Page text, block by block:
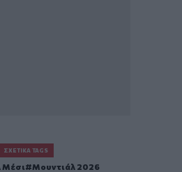
ΣΧΕΤΙΚΆ TAGS
Μέσι Μουντιάλ 2026